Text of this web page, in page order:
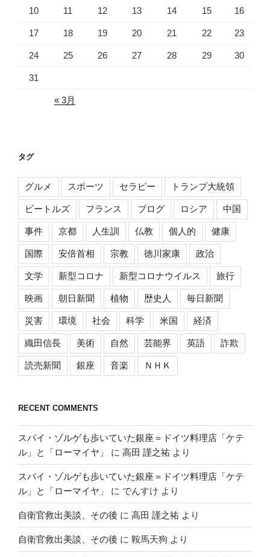
10 11 12 13 14 15 16
17 18 19 20 21 22 23
24 25 26 27 28 29 30
31
« 3月
タグ
グルメ スポーツ セラピー トランプ大統領
ビートルズ フランス ブログ ロシア 中国
事件 京都 人生訓 仏教 個人的 健康
国際 安倍首相 宗教 徳川家康 政治
文学 新型コロナ 新型コロナウイルス 旅行
映画 朝日新聞 植物 歴史人 毎日新聞
災害 環境 社会 科学 米国 経済
織田信長 美術 自然 芸能界 英語 詐欺
読売新聞 銀座 音楽 ＮＨＫ
RECENT COMMENTS
スパイ・ゾルゲも歩いていた銀座＝ドイツ料理店「ケテ
ル」と「ローマイヤ」
に 高田 謹之祐 より
スパイ・ゾルゲも歩いていた銀座＝ドイツ料理店「ケテ
ル」と「ローマイヤ」
に でんすけ より
自衛官救出美談、その後 に 高田 謹之祐 より
自衛官救出美談、その後 に 鞍馬天狗 より